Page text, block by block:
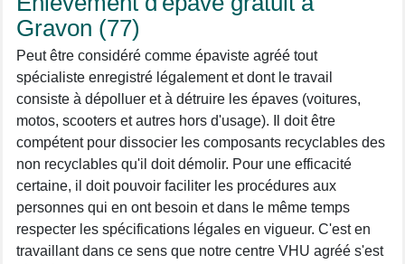
Gravon (77)
Peut être considéré comme épaviste agréé tout
spécialiste enregistré légalement et dont le travail
consiste à dépolluer et à détruire les épaves (voitures,
motos, scooters et autres hors d'usage). Il doit être
compétent pour dissocier les composants recyclables des
non recyclables qu'il doit démolir. Pour une efficacité
certaine, il doit pouvoir faciliter les procédures aux
personnes qui en ont besoin et dans le même temps
respecter les spécifications légales en vigueur. C'est en
travaillant dans ce sens que notre centre VHU agréé s'est